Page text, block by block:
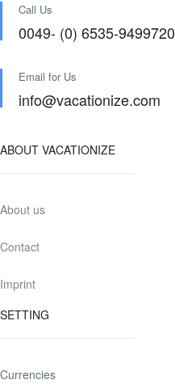
Call Us
0049- (0) 6535-9499720
Email for Us
info@vacationize.com
ABOUT VACATIONIZE
About us
Contact
Imprint
SETTING
Currencies